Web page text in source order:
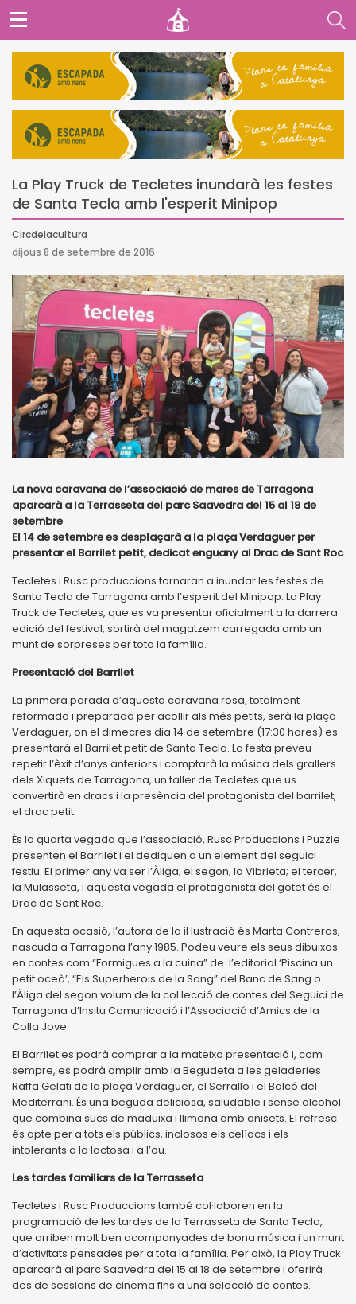
La Play Truck de Tecletes inundarà les festes
de Santa Tecla amb l'esperit Minipop
Circdelacultura
dijous 8 de setembre de 2016
La nova caravana de l’associació de mares de Tarragona
aparcarà a la Terrasseta del parc Saavedra del 15 al 18 de
setembre
El 14 de setembre es desplaçarà a la plaça Verdaguer per
presentar el Barrilet petit, dedicat enguany al Drac de Sant Roc
Tecletes i Rusc produccions tornaran a inundar les festes de
Santa Tecla de Tarragona amb l’esperit del Minipop. La Play
Truck de Tecletes, que es va presentar oficialment a la darrera
edició del festival, sortirà del magatzem carregada amb un
munt de sorpreses per tota la família.
Presentació del Barrilet
La primera parada d’aquesta caravana rosa, totalment
reformada i preparada per acollir als més petits, serà la plaça
Verdaguer, on el dimecres dia 14 de setembre (17:30 hores) es
presentarà el Barrilet petit de Santa Tecla. La festa preveu
repetir l’èxit d’anys anteriors i comptarà la música dels grallers
dels Xiquets de Tarragona, un taller de Tecletes que us
convertirà en dracs i la presència del protagonista del barrilet,
el drac petit.
És la quarta vegada que l’associació, Rusc Produccions i Puzzle
presenten el Barrilet i el dediquen a un element del seguici
festiu. El primer any va ser l’Àliga; el segon, la Vibrieta; el tercer,
la Mulasseta, i aquesta vegada el protagonista del gotet és el
Drac de Sant Roc.
En aquesta ocasió, l’autora de la il·lustració és Marta Contreras,
nascuda a Tarragona l’any 1985. Podeu veure els seus dibuixos
en contes com “Formigues a la cuina” de l’editorial ‘Piscina un
petit oceà’, “Els Superherois de la Sang” del Banc de Sang o
l’Àliga del segon volum de la col·lecció de contes del Seguici de
Tarragona d’Insitu Comunicació i l’Associació d’Amics de la
Colla Jove.
El Barrilet es podrà comprar a la mateixa presentació i, com
sempre, es podrà omplir amb la Begudeta a les geladeries
Raffa Gelati de la plaça Verdaguer, el Serrallo i el Balcó del
Mediterrani. És una beguda deliciosa, saludable i sense alcohol
que combina sucs de maduixa i llimona amb anisets. El refresc
és apte per a tots els públics, inclosos els celíacs i els
intolerants a la lactosa i a l’ou.
Les tardes familiars de la Terrasseta
Tecletes i Rusc Produccions també col·laboren en la
programació de les tardes de la Terrasseta de Santa Tecla,
que arriben molt ben acompanyades de bona música i un munt
d’activitats pensades per a tota la família. Per això, la Play Truck
aparcarà al parc Saavedra del 15 al 18 de setembre i oferirà
des de sessions de cinema fins a una selecció de contes.